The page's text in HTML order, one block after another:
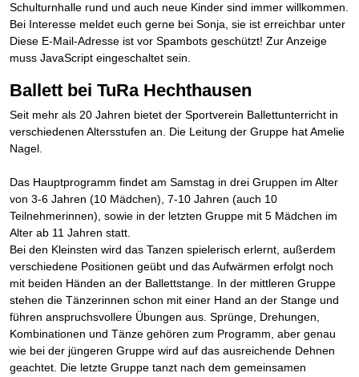
Schulturnhalle rund und auch neue Kinder sind immer willkommen.
Bei Interesse meldet euch gerne bei Sonja, sie ist erreichbar unter
Diese E-Mail-Adresse ist vor Spambots geschützt! Zur Anzeige
muss JavaScript eingeschaltet sein.
Ballett bei TuRa Hechthausen
Seit mehr als 20 Jahren bietet der Sportverein Ballettunterricht in
verschiedenen Altersstufen an. Die Leitung der Gruppe hat Amelie
Nagel.
Das Hauptprogramm findet am Samstag in drei Gruppen im Alter
von 3-6 Jahren (10 Mädchen), 7-10 Jahren (auch 10
Teilnehmerinnen), sowie in der letzten Gruppe mit 5 Mädchen im
Alter ab 11 Jahren statt.
Bei den Kleinsten wird das Tanzen spielerisch erlernt, außerdem
verschiedene Positionen geübt und das Aufwärmen erfolgt noch
mit beiden Händen an der Ballettstange. In der mittleren Gruppe
stehen die Tänzerinnen schon mit einer Hand an der Stange und
führen anspruchsvollere Übungen aus. Sprünge, Drehungen,
Kombinationen und Tänze gehören zum Programm, aber genau
wie bei der jüngeren Gruppe wird auf das ausreichende Dehnen
geachtet. Die letzte Gruppe tanzt nach dem gemeinsamen